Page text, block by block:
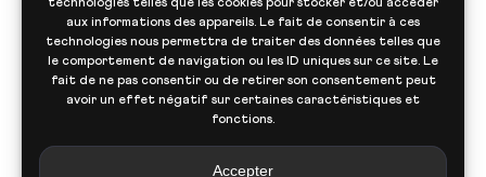
technologies telles que les cookies pour stocker et/ou accéder
aux informations des appareils. Le fait de consentir à ces
technologies nous permettra de traiter des données telles que
le comportement de navigation ou les ID uniques sur ce site. Le
fait de ne pas consentir ou de retirer son consentement peut
avoir un effet négatif sur certaines caractéristiques et
fonctions.
Accepter
Navigation